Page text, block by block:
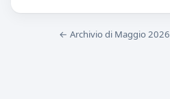
← Archivio di Maggio 2026